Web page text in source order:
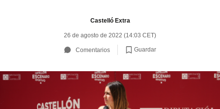
Castelló Extra
26 de agosto de 2022 (14:03 CET)
Comentarios Guardar